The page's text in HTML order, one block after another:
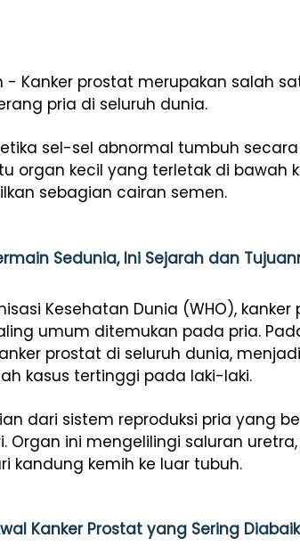
- Kanker prostat merupakan salah
pria di seluruh dunia.
sel-sel abnormal tumbuh
organ kecil yang terletak di bawah
sebagian cairan semen.
Sedunia, Ini Sejarah dan
Kesehatan Dunia (WHO),
umum ditemukan pada pria.
prostat di seluruh dunia,
kasus tertinggi pada laki-laki.
dari sistem reproduksi pria yang
Organ ini mengelilingi saluran
kandung kemih ke luar tubuh.
Kanker Prostat yang Sering